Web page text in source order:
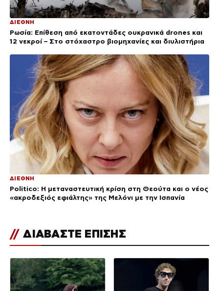
ΔΙΕΘΝΗ
Ρωσία: Επίθεση από εκατοντάδες ουκρανικά drones και
12 νεκροί – Στο στόχαστρο βιομηχανίες και διυλιστήρια
ΔΙΕΘΝΗ
Politico: Η μεταναστευτική κρίση στη Θεούτα και ο νέος
«ακροδεξιός εφιάλτης» της Μελόνι με την Ισπανία
// ΔΙΑΒΑΣΤΕ ΕΠΙΣΗΣ